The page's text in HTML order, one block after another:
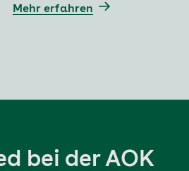
Mehr erfahren
bei der AOK